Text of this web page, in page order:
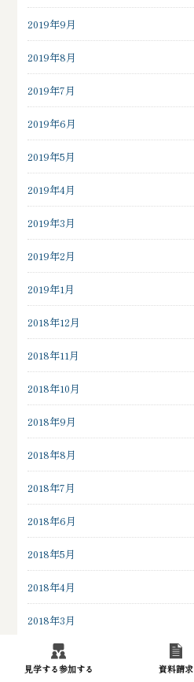
見学する参加する 資料請求
2019年9月
2019年8月
2019年7月
2019年6月
2019年5月
2019年4月
2019年3月
2019年2月
2019年1月
2018年12月
2018年11月
2018年10月
2018年9月
2018年8月
2018年7月
2018年6月
2018年5月
2018年4月
2018年3月
2018年2月